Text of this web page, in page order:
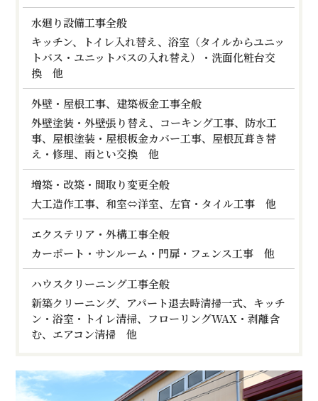
水廻り設備工事全般
キッチン、トイレ入れ替え、浴室（タイルからユニッ
トバス・ユニットバスの入れ替え）・洗面化粧台交
換 他
外壁・屋根工事、建築板金工事全般
外壁塗装・外壁張り替え、コーキング工事、防水工
事、屋根塗装・屋根板金カバー工事、屋根瓦葺き替
え・修理、雨とい交換 他
増築・改築・間取り変更全般
大工造作工事、和室⇔洋室、左官・タイル工事 他
エクステリア・外構工事全般
カーポート・サンルーム・門扉・フェンス工事 他
ハウスクリーニング工事全般
新築クリーニング、アパート退去時清掃一式、キッチ
ン・浴室・トイレ清掃、フローリングWAX・剥離含
む、エアコン清掃 他